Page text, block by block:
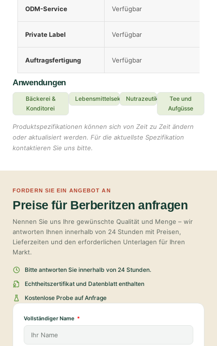
ODM-Service Verfügbar
Private Label Verfügbar
Auftragsfertigung Verfügbar
Anwendungen
Bäckerei &
Konditorei
LebensmittelsektorNutrazeutika
Tee und
Aufgüsse
Produktspezifikationen können sich von Zeit zu Zeit ändern
oder aktualisiert werden. Für die aktuellste Spezifikation
kontaktieren Sie uns bitte.
FORDERN SIE EIN ANGEBOT AN
Preise für Berberitzen anfragen
Nennen Sie uns Ihre gewünschte Qualität und Menge – wir
antworten Ihnen innerhalb von 24 Stunden mit Preisen,
Lieferzeiten und den erforderlichen Unterlagen für Ihren
Markt.
Bitte antworten Sie innerhalb von 24 Stunden.
Echtheitszertifikat und Datenblatt enthalten
Kostenlose Probe auf Anfrage
Vollständiger Name